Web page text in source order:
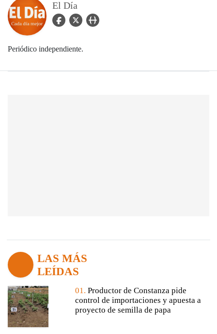
El Día
facebook Icon
twitter Iconuser_url Icon
Periódico independiente.
LAS MÁS
LEÍDAS
01. Productor de Constanza pide
control de importaciones y apuesta a
proyecto de semilla de papa